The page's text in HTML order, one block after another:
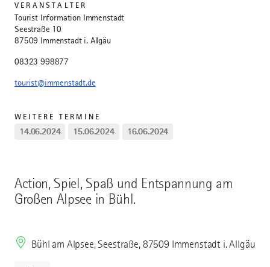
Action, Spiel, Spaß und Entspannung am
Großen Alpsee in Bühl.
Bühl am Alpsee, Seestraße, 87509 Immenstadt i. Allgäu
VERANSTALTER
Tourist Information Immenstadt
Seestraße 10
87509 Immenstadt i. Allgäu
08323 998877
tourist@immenstadt.de
WEITERE TERMINE
14.06.2024 15.06.2024 16.06.2024